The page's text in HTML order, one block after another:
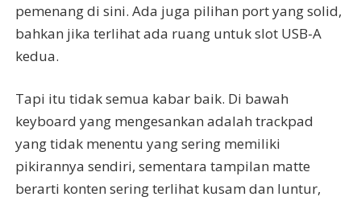
pemenang di sini. Ada juga pilihan port yang solid,
bahkan jika terlihat ada ruang untuk slot USB-A
kedua.
Tapi itu tidak semua kabar baik. Di bawah
keyboard yang mengesankan adalah trackpad
yang tidak menentu yang sering memiliki
pikirannya sendiri, sementara tampilan matte
berarti konten sering terlihat kusam dan luntur,